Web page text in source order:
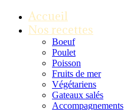
Accueil
Nos recettes
Boeuf
Poulet
Poisson
Fruits de mer
Végétariens
Gateaux salés
Accompagnements